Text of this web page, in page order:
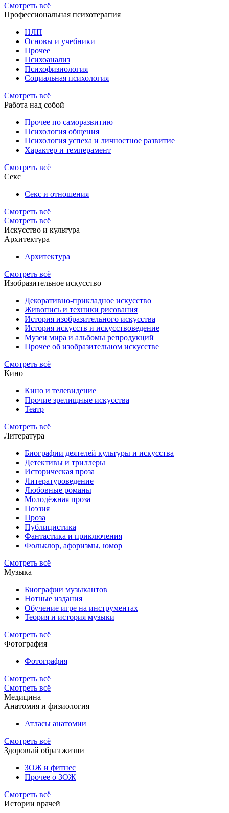
Смотреть всё
Профессиональная психотерапия
НЛП
Основы и учебники
Прочее
Психоанализ
Психофизиология
Социальная психология
Смотреть всё
Работа над собой
Прочее по саморазвитию
Психология общения
Психология успеха и личностное развитие
Характер и темперамент
Смотреть всё
Секс
Секс и отношения
Смотреть всё
Смотреть всё
Искусство и культура
Архитектура
Архитектура
Смотреть всё
Изобразительное искусство
Декоративно-прикладное искусство
Живопись и техники рисования
История изобразительного искусства
История искусств и искусствоведение
Музеи мира и альбомы репродукций
Прочее об изобразительном искусстве
Смотреть всё
Кино
Кино и телевидение
Прочие зрелищные искусства
Театр
Смотреть всё
Литература
Биографии деятелей культуры и искусства
Детективы и триллеры
Историческая проза
Литературоведение
Любовные романы
Молодёжная проза
Поэзия
Проза
Публицистика
Фантастика и приключения
Фольклор, афоризмы, юмор
Смотреть всё
Музыка
Биографии музыкантов
Нотные издания
Обучение игре на инструментах
Теория и история музыки
Смотреть всё
Фотография
Фотография
Смотреть всё
Смотреть всё
Медицина
Анатомия и физиология
Атласы анатомии
Смотреть всё
Здоровый образ жизни
ЗОЖ и фитнес
Прочее о ЗОЖ
Смотреть всё
Истории врачей